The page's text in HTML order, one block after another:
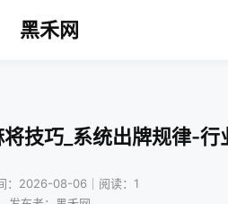
黑禾网
技巧_系统出牌规律-行
：2026-08-06｜阅读：1